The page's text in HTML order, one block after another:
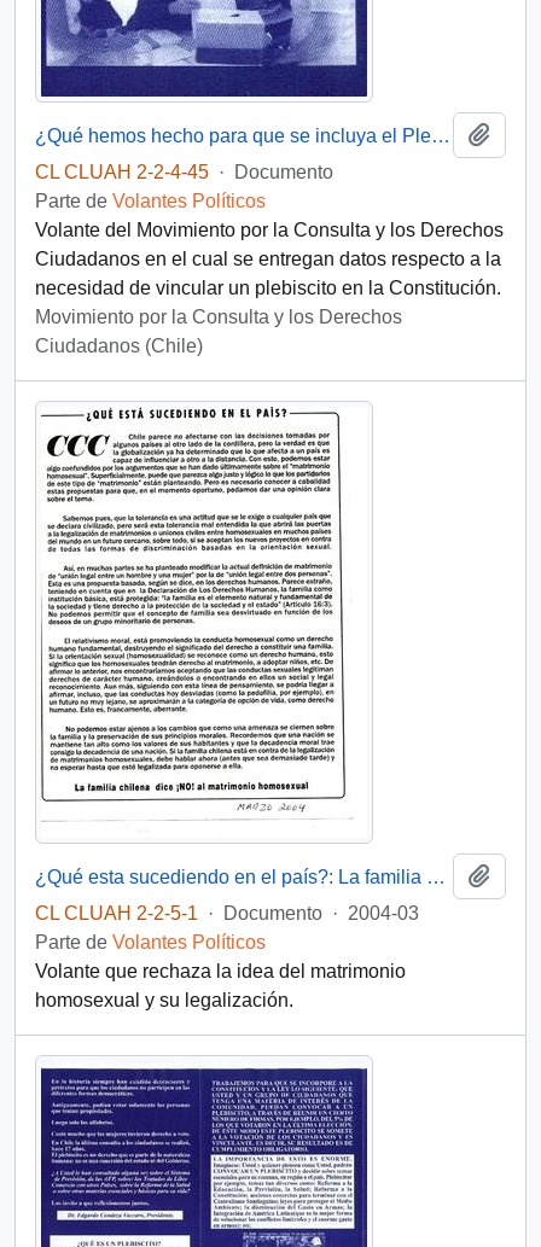
¿Qué hemos hecho para que se incluya el Plebiscito en la Constitución?
CL CLUAH 2-2-4-45 ·
Documento
Parte de Volantes Políticos
Volante del Movimiento por la Consulta y los Derechos
Ciudadanos en el cual se entregan datos respecto a la
necesidad de vincular un plebiscito en la Constitución.
Movimiento por la Consulta y los Derechos
Ciudadanos (Chile)
¿Qué esta sucediendo en el país?: La familia chilena dice ¡NO! al maltrato homosexual
CL CLUAH 2-2-5-1
· Documento · 2004-03
Parte de Volantes Políticos
Volante que rechaza la idea del matrimonio
homosexual y su legalización.